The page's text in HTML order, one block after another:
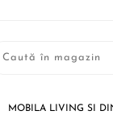
MOBILA LIVING SI